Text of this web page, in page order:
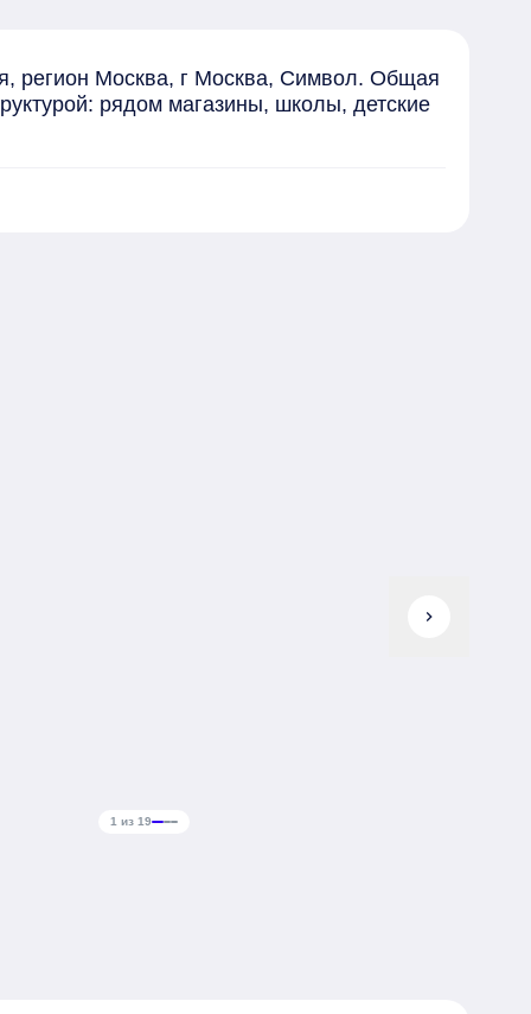
регион Москва, г Москва, Символ. Общая
рядом магазины, школы, детские
chevron_right
1 из 19